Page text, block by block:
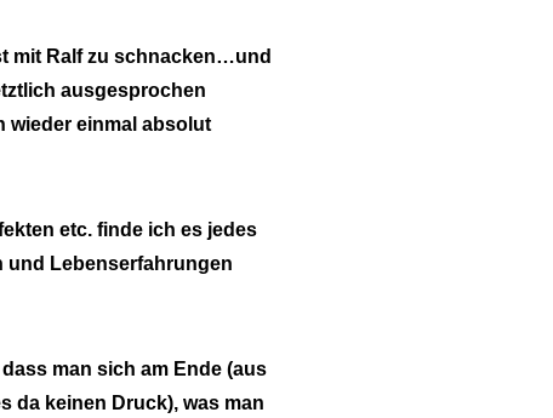
mit Ralf zu schnacken…und
ausgesprochen
wieder einmal absolut
etc. finde ich es jedes
und Lebenserfahrungen
man sich am Ende (aus
da keinen Druck), was man